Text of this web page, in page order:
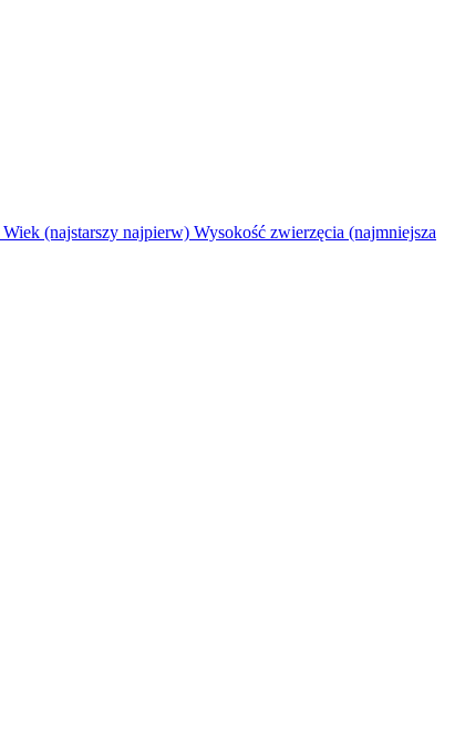
Wiek (najstarszy najpierw) Wysokość zwierzęcia (najmniejsza